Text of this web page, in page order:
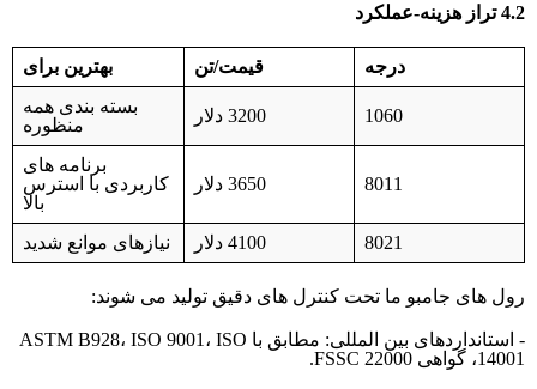
4.2 تراز هزینه-عملکرد
درجه قیمت/تن بهترین برای
1060 3200 دلار
بسته بندی همه
منظوره
8011 3650 دلار
برنامه های
کاربردی با استرس
بالا
8021
4100 دلار نیازهای موانع شدید
رول های جامبو ما تحت کنترل های دقیق تولید می شوند:
- استانداردهای بین المللی: مطابق با ASTM B928، ISO 9001، ISO
14001، گواهی FSSC 22000.